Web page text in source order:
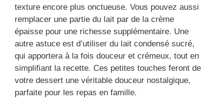
texture encore plus onctueuse. Vous pouvez aussi
remplacer une partie du lait par de la crème
épaisse pour une richesse supplémentaire. Une
autre astuce est d’utiliser du lait condensé sucré,
qui apportera à la fois douceur et crémeux, tout en
simplifiant la recette. Ces petites touches feront de
votre dessert une véritable douceur nostalgique,
parfaite pour les repas en famille.